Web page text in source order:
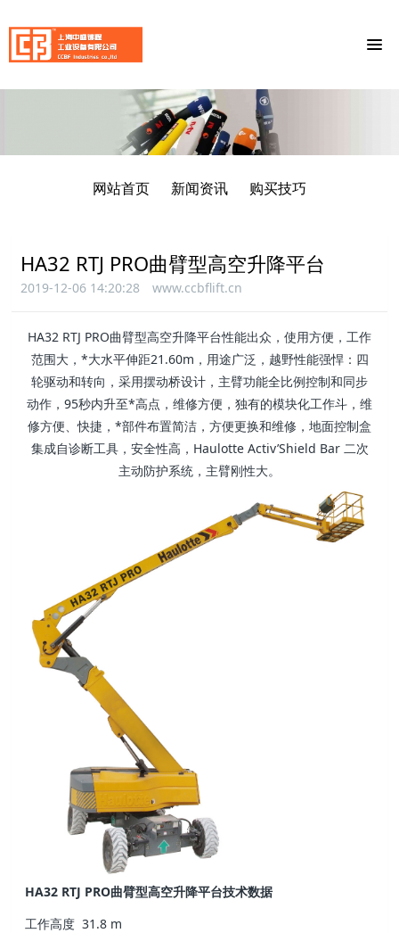
网站首页 新闻资讯 购买技巧
HA32 RTJ PRO曲臂型高空升降平台
2019-12-06 14:20:28 www.ccbflift.cn
HA32 RTJ PRO曲臂型高空升降平台性能出众，使用方便，工作
范围大，*大水平伸距21.60m，用途广泛，越野性能强悍：四
轮驱动和转向，采用摆动桥设计，主臂功能全比例控制和同步
动作，95秒内升至*高点，维修方便，独有的模块化工作斗，维
修方便、快捷，*部件布置简洁，方便更换和维修，地面控制盒
集成自诊断工具，安全性高，Haulotte Activ’Shield Bar 二次
主动防护系统，主臂刚性大。
HA32 RTJ PRO曲臂型高空升降平台技术数据
工作高度 31.8 m